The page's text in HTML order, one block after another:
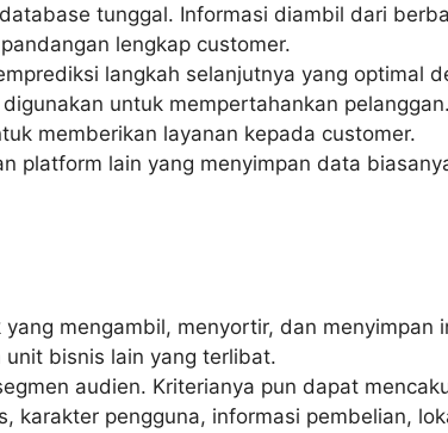
tunggal. Informasi diambil dari
lengkap customer.
langkah selanjutnya yang optimal
untuk mempertahankan
memberikan layanan kepada customer.
platform lain yang menyimpan data
mengambil, menyortir, dan menyimpan
bisnis lain yang terlibat.
audien. Kriterianya pun dapat
karakter pengguna, informasi pembelian,